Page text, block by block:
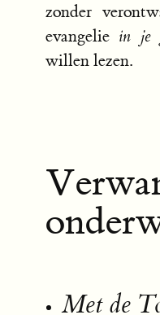
zonder
evangelie in je
willen lezen.
Met de